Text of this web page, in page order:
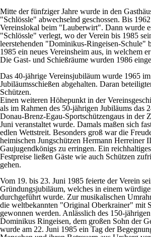
Mitte der fünfziger Jahre wurde in den
"Schlössle" abwechselnd geschossen. Bis
Vereinslokal beim "Lauberwirt". Dann wurde
"Schlössle" verlegt, wo der Verein bis 1985
leerstehenden "Dominikus-Ringeisen-Schule"
1985 ein neues Vereinsheim aus, in welchem
Die Gast- und Schießräume wurden 1986
Das 40-jährige Vereinsjubiläum wurde 1965
Jubiläumsschießen abgehalten. Daran
Schützen.
Einen weiteren Höhepunkt in der
als im Rahmen des 50-jährigen Jubiläums das
Donau-Brenz-Egau-Sportschützengaus in der
Juni veranstaltet wurde. Damals maßen sich
edlen Wettstreit. Besonders groß war die
heimischen Jungschützen Hermann Herreiner
Gaujugendkönigs zu erringen. Ein
Festpreise ließen Gäste wie auch Schützen
gehen.
Vom 19. bis 23. Juni 1985 feierte der Verein
Gründungsjubiläum, welches in einem
durchgeführt wurde. Zur musikalischen
die weltbekannten "Original Oberkrainer" mit
gewonnen werden. Anlässlich des 150-
Dominikus Ringeisen, dem großen Sohn der
wurde am 22. Juni 1985 ein Tag der